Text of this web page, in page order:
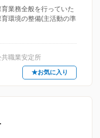
業務全般を行っていた
環境の整備(主活動の準
職業安定所
★お気に入り